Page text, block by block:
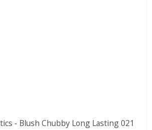
- Blush Chubby Long Lasting 021